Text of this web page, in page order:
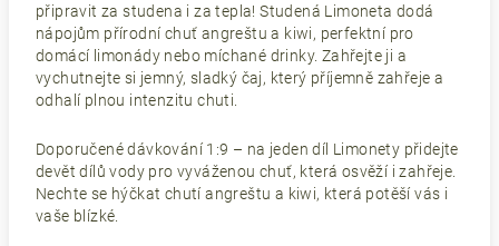
připravit za studena i za tepla! Studená Limoneta dodá
nápojům přírodní chuť angreštu a kiwi, perfektní pro
domácí limonády nebo míchané drinky. Zahřejte ji a
vychutnejte si jemný, sladký čaj, který příjemně zahřeje a
odhalí plnou intenzitu chuti.
Doporučené dávkování 1:9 – na jeden díl Limonety přidejte
devět dílů vody pro vyváženou chuť, která osvěží i zahřeje.
Nechte se hýčkat chutí angreštu a kiwi, která potěší vás i
vaše blízké.